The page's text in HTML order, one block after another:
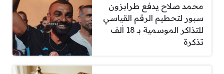
محمد صلاح يدفع طرابزون
سبور لتحطيم الرقم القياسي
للتذاكر الموسمية بـ 18 ألف
تذكرة